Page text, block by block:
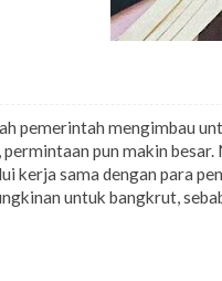
pemerintah mengimbau
pun makin besar.
kerja sama dengan para
untuk bangkrut,